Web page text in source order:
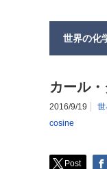
世界の化
カール
2016/9/19
cosine
Post